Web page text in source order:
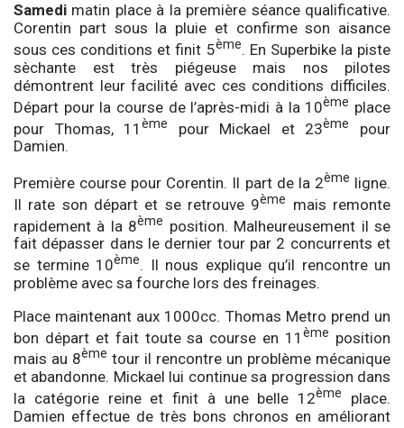
Samedi matin place à la première séance qualificative.
Corentin part sous la pluie et confirme son aisance
sous ces conditions et finit 5ème. En Superbike la piste
sèchante est très piégeuse mais nos pilotes
démontrent leur facilité avec ces conditions difficiles.
Départ pour la course de l’après-midi à la 10ème place
pour Thomas, 11ème pour Mickael et 23ème
pour
Damien.
Première course pour Corentin. Il part de la 2ème ligne.
Il rate son départ et se retrouve 9ème
mais remonte
rapidement à la 8ème position. Malheureusement il se
fait dépasser dans le dernier tour par 2 concurrents et
se termine 10ème. Il nous explique qu’il rencontre un
problème avec sa fourche lors des freinages.
Place maintenant aux 1000cc. Thomas Metro prend un
bon départ et fait toute sa course en 11ème position
mais au 8ème tour il rencontre un problème mécanique
et abandonne. Mickael lui continue sa progression dans
la catégorie reine et finit à une belle 12ème
place.
Damien effectue de très bons chronos en améliorant